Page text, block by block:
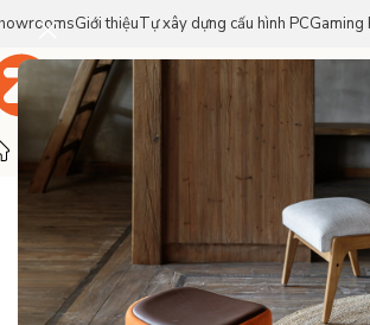
Giới thiệuTự xây dựng cấu hình PCGaming
Trang Chủ Sản Phẩm
Trang chủ
Linh Kiện PC Gaming Màn Hình
-16%